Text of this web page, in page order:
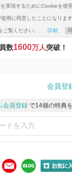
実現するためにCookieを使
用に同意したことになりま
ご覧ください。 詳細
数1600万人突破！
会員登
会員登録 で14個の特典